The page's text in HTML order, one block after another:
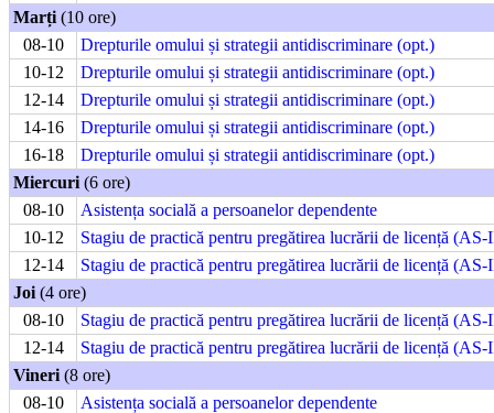
Marți (10 ore)
08-10
Drepturile omului și strategii antidiscriminare (opt.)
10-12
Drepturile omului și strategii antidiscriminare (opt.)
12-14
Drepturile omului și strategii antidiscriminare (opt.)
14-16
Drepturile omului și strategii antidiscriminare (opt.)
16-18
Drepturile omului și strategii antidiscriminare (opt.)
Miercuri (6 ore)
08-10
Asistența socială a persoanelor dependente
10-12
Stagiu de practică pentru pregătirea lucrării de licență
12-14
Stagiu de practică pentru pregătirea lucrării de licență
Joi (4 ore)
08-10
Stagiu de practică pentru pregătirea lucrării de licență
12-14
Stagiu de practică pentru pregătirea lucrării de licență
Vineri (8 ore)
08-10
Asistența socială a persoanelor dependente